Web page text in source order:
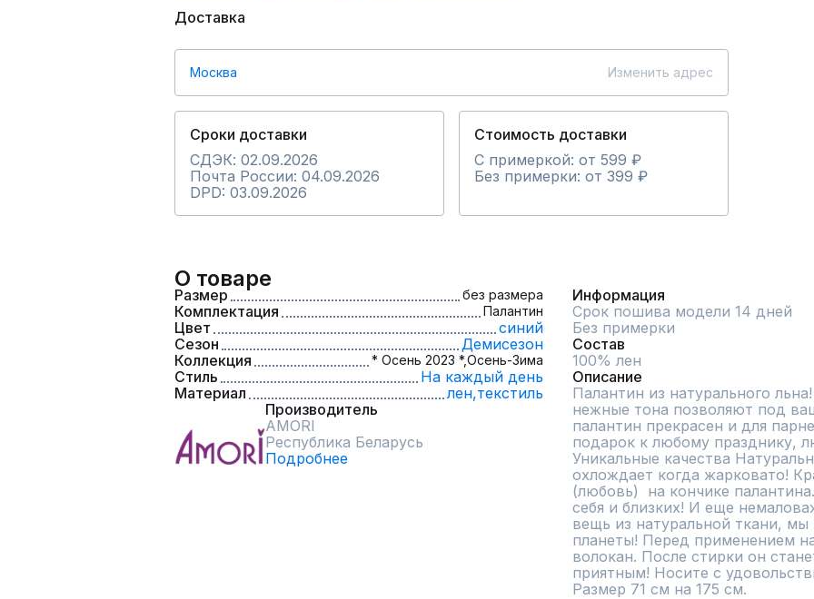
Доставка
Москва Изменить адрес
Сроки доставки
СДЭК: 02.09.2026
Почта России: 04.09.2026
DPD: 03.09.2026
Стоимость доставки
С примеркой: от 599 ₽
Без примерки: от 399 ₽
О товаре
Размер без размера
Комплектация Палантин
Цвет
синий
Сезон
Демисезон
Коллекция
* Осень 2023 *,Осень-Зима
Стиль
На каждый день
Материал
лен,текстиль
Производитель
AMORI
Республика Беларусь
Подробнее
Информация
Срок пошива модели 14 дней
Без примерки
Состав
100% лен
Описание
Палантин из натурального
нежные тона позволяют под
палантин прекрасен и для
подарок к любому празднику,
Уникальные качества
охлождает когда жарковато!
(любовь)  на кончике
себя и близких! И еще
вещь из натуральной ткани,
планеты! Перед применением
волокан. После стирки он
приятным! Носите с
Размер 71 см на 175 см.